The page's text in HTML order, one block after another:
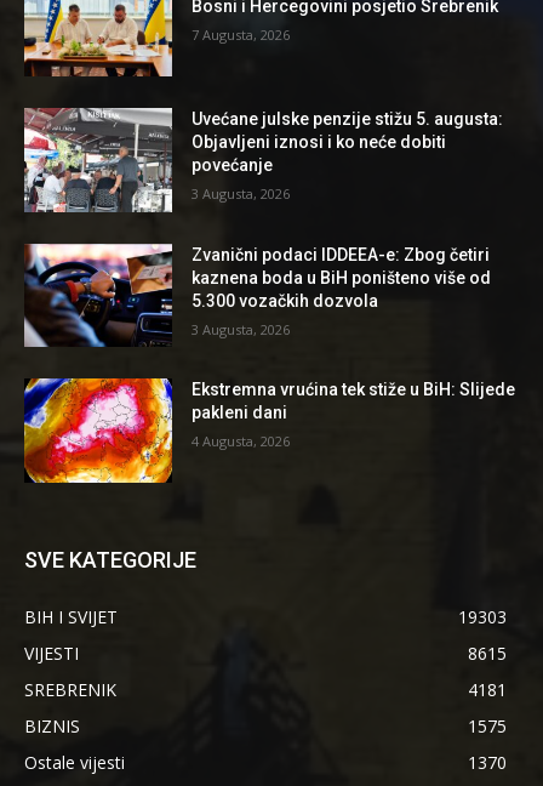
Bosni i Hercegovini posjetio Srebrenik
7 Augusta, 2026
Uvećane julske penzije stižu 5. augusta:
Objavljeni iznosi i ko neće dobiti
povećanje
3 Augusta, 2026
Zvanični podaci IDDEEA-e: Zbog četiri
kaznena boda u BiH poništeno više od
5.300 vozačkih dozvola
3 Augusta, 2026
Ekstremna vrućina tek stiže u BiH: Slijede
pakleni dani
4 Augusta, 2026
SVE KATEGORIJE
BIH I SVIJET
19303
VIJESTI
8615
SREBRENIK
4181
BIZNIS
1575
Ostale vijesti
1370